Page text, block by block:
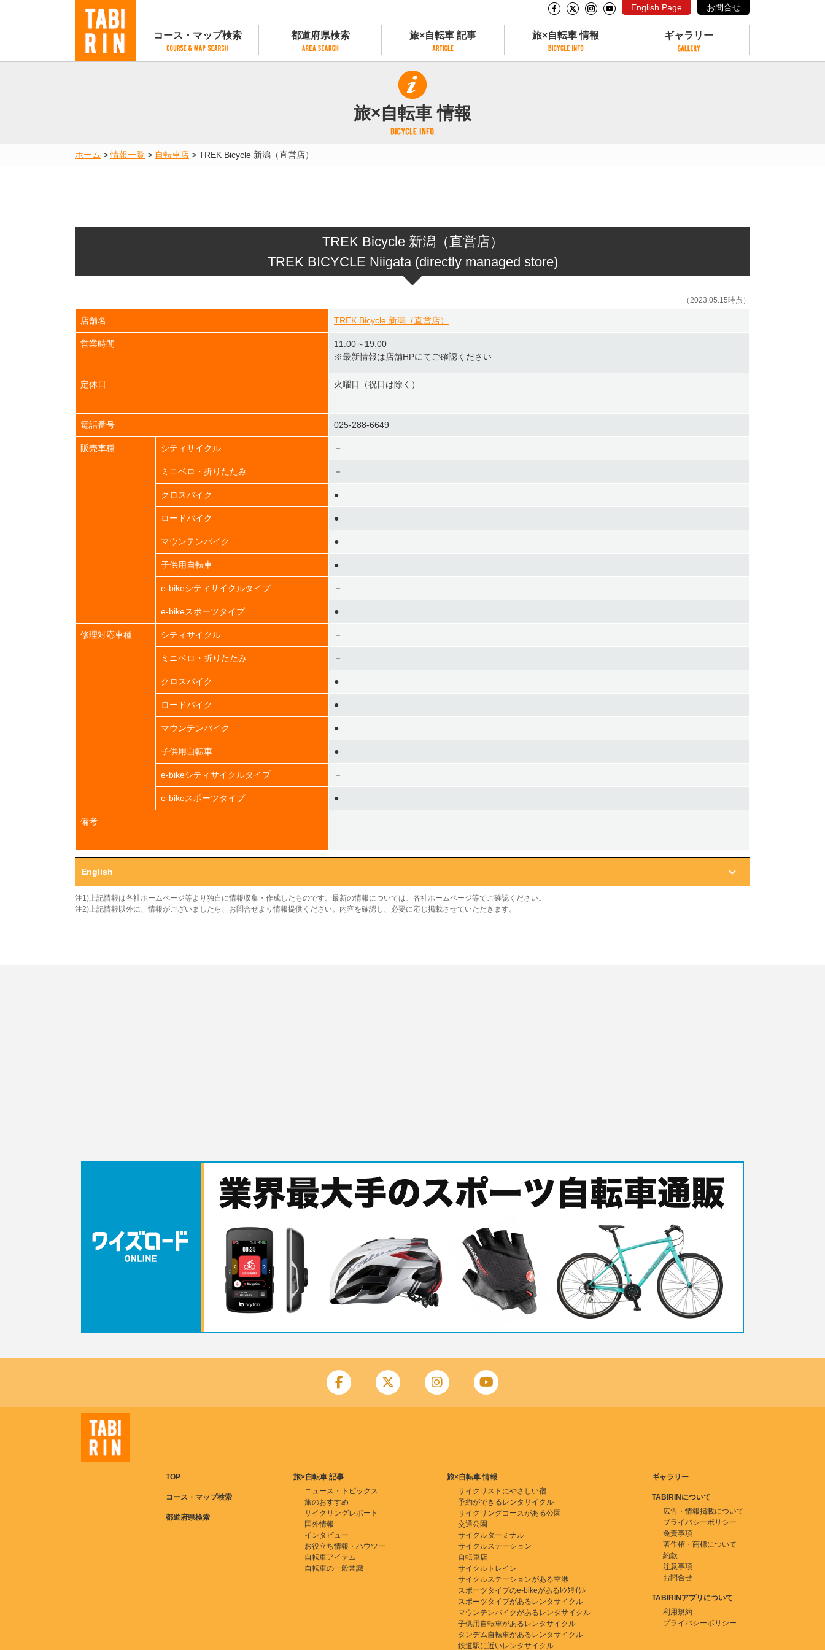
English Page お問合せ
コース・マップ検索
地図から検索
都道府県検索
都道府県別サイクリング情報
都道府県アクセスランキング
旅×自転車 記事
旅×自転車 記事
記事一覧
カテゴリから探す
旅×自転車 情報
サイクリストにやさしい宿
サイクルトレイン
タンデム自転車があるレンタサイクル
レンタサイクルがある道の駅
ギャラリー
旅×自転車 情報
ホーム >情報一覧 > 自転車店 > TREK Bicycle 新潟（直営店）
TREK Bicycle 新潟（直営店）
TREK BICYCLE Niigata (directly managed store)
（2023.05.15時点）
店舗名 TREK Bicycle 新潟（直営店）
営業時間
11:00～19:00
※最新情報は店舗HPにてご確認ください
定休日 火曜日（祝日は除く）
電話番号 025-288-6649
販売車種 シティサイクル －
ミニベロ・折りたたみ －
クロスバイク ●
ロードバイク ●
マウンテンバイク ●
子供用自転車 ●
e-bikeシティサイクルタイプ －
e-bikeスポーツタイプ ●
修理対応車種 シティサイクル －
ミニベロ・折りたたみ －
クロスバイク ●
ロードバイク ●
マウンテンバイク ●
子供用自転車 ●
e-bikeシティサイクルタイプ －
e-bikeスポーツタイプ ●
備考
English
注1)上記情報は各社ホームページ等より独自に情報収集・作成したものです。最新の情報については、各社ホームページ等でご確認ください。
注2)上記情報以外に、情報がございましたら、お問合せより情報提供ください。内容を確認し、必要に応じ掲載させていただきます。
TOP
コース・マップ検索
都道府県検索
旅×自転車 記事
ニュース・トピックス
旅のおすすめ
サイクリングレポート
国外情報
インタビュー
お役立ち情報・ハウツー
自転車アイテム
自転車の一般常識
旅×自転車 情報
サイクリストにやさしい宿
予約ができるレンタサイクル
サイクリングコースがある公園
交通公園
サイクルターミナル
サイクルステーション
自転車店
サイクルトレイン
サイクルステーションがある空港
スポーツタイプのe-bikeがあるﾚﾝﾀｻｲｸﾙ
スポーツタイプがあるレンタサイクル
マウンテンバイクがあるレンタサイクル
子供用自転車があるレンタサイクル
タンデム自転車があるレンタサイクル
鉄道駅に近いレンタサイクル
ギャラリー
TABIRINについて
広告・情報掲載について
プライバシーポリシー
免責事項
著作権・商標について
約款
注意事項
お問合せ
TABIRINアプリについて
利用規約
プライバシーポリシー